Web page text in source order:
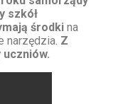
szkół
środki na
narzędzia. Z